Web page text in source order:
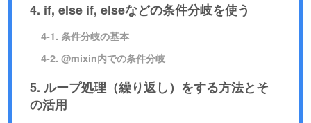
4. if, else if, elseなどの条件分岐を使う
4-1. 条件分岐の基本
4-2. @mixin内での条件分岐
5. ループ処理（繰り返し）をする方法とそ
の活用